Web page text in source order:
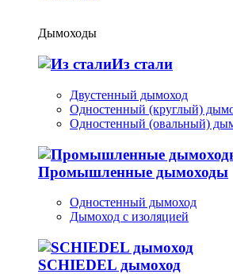
Дымоходы
Из стали
Двустенный дымоход
Одностенный (круглый)
Одностенный (овальный)
Промышленные дымоходы
Одностенный дымоход
Дымоход с изоляцией
SCHIEDEL дымоход